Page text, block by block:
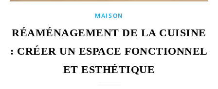
MAISON
RÉAMÉNAGEMENT DE LA CUISINE
: CRÉER UN ESPACE FONCTIONNEL
ET ESTHÉTIQUE